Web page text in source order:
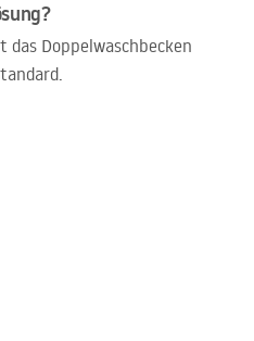
Doppelwaschbecken